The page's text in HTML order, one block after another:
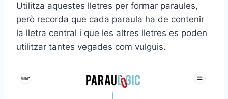
Utilitza aquestes lletres per formar paraules,
però recorda que cada paraula ha de contenir
la lletra central i que les altres lletres es poden
utilitzar tantes vegades com vulguis.